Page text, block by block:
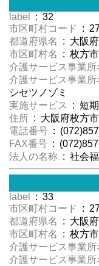
label
: 32
市区町村コード
:
都道府県名
: 大阪府
市区町村名
: 枚方市
介護サービス事業所
介護サービス事業所
シセツノゾミ
実施サービス
: 短
住所 : 大阪府枚方
電話番号 :
FAX番号 :
法人の名称 : 社会
label
: 33
市区町村コード
:
都道府県名
: 大阪府
市区町村名
: 枚方市
介護サービス事業所
介護サービス事業所